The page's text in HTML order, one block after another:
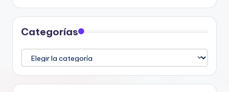
Categorías
Categorías